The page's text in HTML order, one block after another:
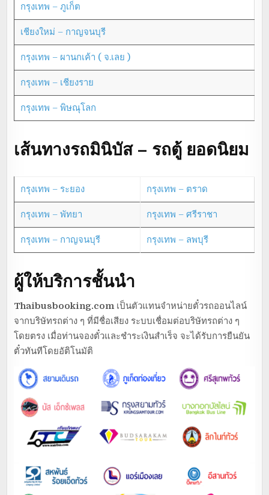
กรุงเทพ – ภูเก็ต
เชียงใหม่ – กาญจนบุรี
กรุงเทพ – ผานกเค้า ( จ.เลย )
กรุงเทพ – เชียงราย
กรุงเทพ – พิษณุโลก
เส้นทางรถมินิบัส – รถตู้ ยอดนิยม
กรุงเทพ – ระยอง กรุงเทพ – ตราด
กรุงเทพ – พัทยา กรุงเทพ – ศรีราชา
กรุงเทพ – กาญจนบุรี กรุงเทพ – ลพบุรี
ผู้ให้บริการชั้นนำ
Thaibusbooking.com เป็นตัวแทนจำหน่ายตั๋วรถออนไลน์
จากบริษัทรถต่าง ๆ ที่มีชื่อเสียง ระบบเชื่อมต่อบริษัทรถต่าง ๆ
โดยตรง เมื่อท่านจองตั๋วและชำระเงินสำเร็จ จะได้รับการยืนยัน
ตั๋วทันทีโดยอัติโนมัติ